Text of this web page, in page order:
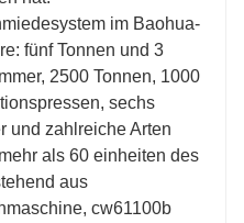
im Baohua-
fünf Tonnen und 3
2500 Tonnen, 1000
sechs
und zahlreiche Arten
als 60 einheiten des
aus
cw61100b